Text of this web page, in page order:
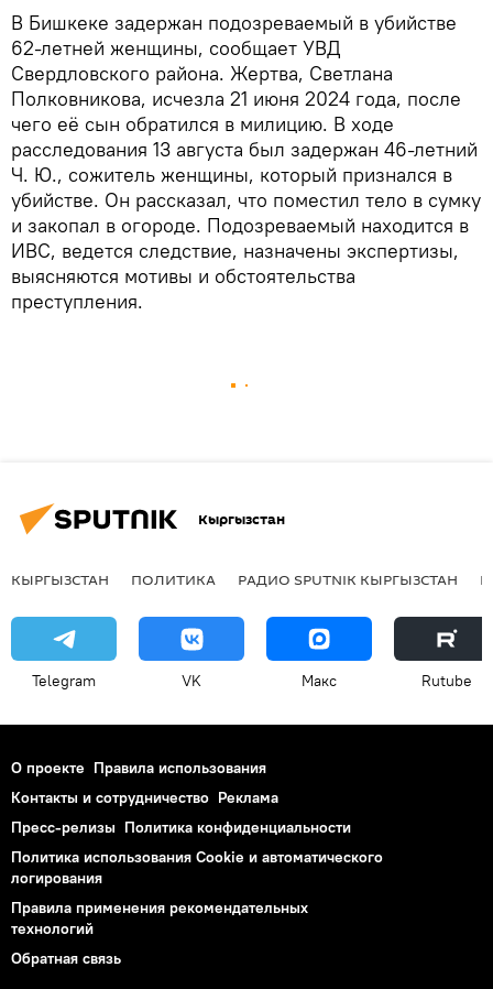
В Бишкеке задержан подозреваемый в убийстве
62-летней женщины, сообщает УВД
Свердловского района. Жертва, Светлана
Полковникова, исчезла 21 июня 2024 года, после
чего её сын обратился в милицию. В ходе
расследования 13 августа был задержан 46-летний
Ч. Ю., сожитель женщины, который признался в
убийстве. Он рассказал, что поместил тело в сумку
и закопал в огороде. Подозреваемый находится в
ИВС, ведется следствие, назначены экспертизы,
выясняются мотивы и обстоятельства
преступления.
Кыргызстан
КЫРГЫЗСТАН ПОЛИТИКА РАДИО SPUTNIK КЫРГЫЗСТАН
Telegram VK Макс Rutube
О проекте Правила использования
Контакты и сотрудничество Реклама
Пресс-релизы Политика конфиденциальности
Политика использования Cookie и автоматического
логирования
Правила применения рекомендательных
технологий
Обратная связь